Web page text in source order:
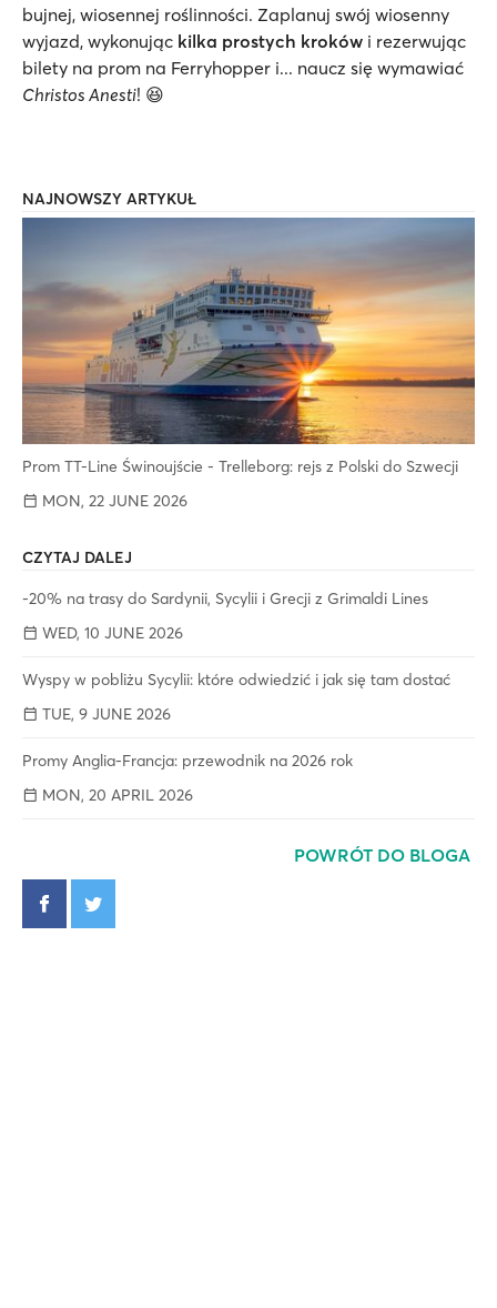
bujnej, wiosennej roślinności. Zaplanuj swój wiosenny
wyjazd, wykonując kilka prostych kroków i rezerwując
bilety na prom na Ferryhopper i... naucz się wymawiać
Christos Anesti! 😆
NAJNOWSZY ARTYKUŁ
Prom TT-Line Świnoujście - Trelleborg: rejs z Polski do Szwecji
MON, 22 JUNE 2026
CZYTAJ DALEJ
-20% na trasy do Sardynii, Sycylii i Grecji z Grimaldi Lines
WED, 10 JUNE 2026
Wyspy w pobliżu Sycylii: które odwiedzić i jak się tam dostać
TUE, 9 JUNE 2026
Promy Anglia-Francja: przewodnik na 2026 rok
MON, 20 APRIL 2026
POWRÓT DO BLOGA